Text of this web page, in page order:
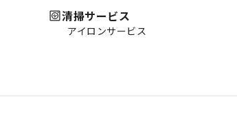
清掃サービス
アイロンサービス